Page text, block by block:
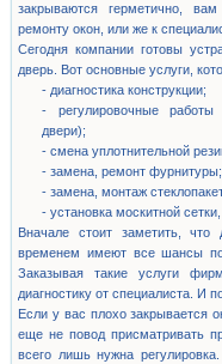
закрываются герметично,
ремонту окон, или же к
Сегодня компании готовы
дверь. Вот основные услуги,
- диагностика конструкции;
- регулировочные работы
двери);
- смена уплотнительной
- замена, ремонт фурнитуры;
- замена, монтаж
- установка москитной
Вначале стоит заметить,
временем имеют все шансы
Заказывая такие услуги
диагностику от специалиста. И
Если у вас плохо закрывается
еще не повод присматривать
всего лишь нужна